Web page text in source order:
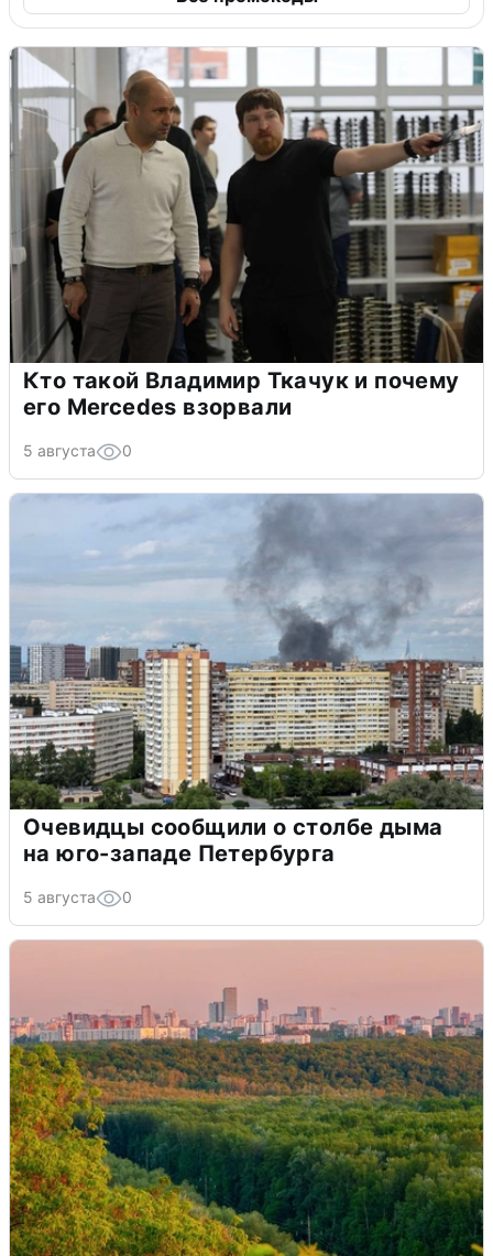
Кто такой Владимир Ткачук и почему
его Mercedes взорвали
5 августа 0
Очевидцы сообщили о столбе дыма
на юго-западе Петербурга
5 августа 0